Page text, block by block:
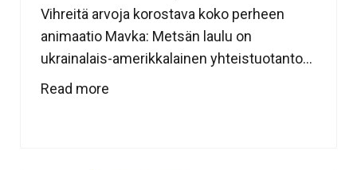
Vihreitä arvoja korostava koko perheen
animaatio Mavka: Metsän laulu on
ukrainalais-amerikkalainen yhteistuotanto...
Read more